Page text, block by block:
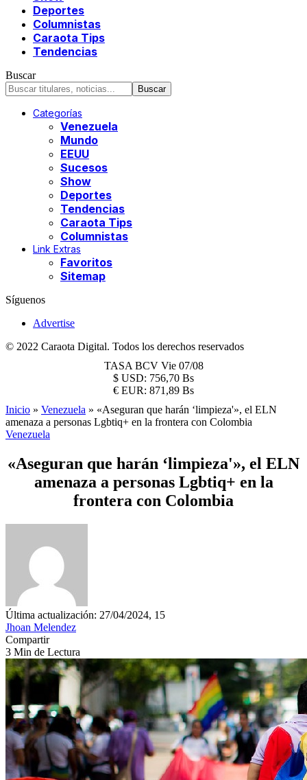
Deportes
Columnistas
Caraota Tips
Tendencias
Buscar
Categorías
Venezuela
Mundo
EEUU
Sucesos
Show
Deportes
Tendencias
Caraota Tips
Columnistas
Link Extras
Favoritos
Sitemap
Síguenos
Advertise
© 2022 Caraota Digital. Todos los derechos reservados
TASA BCV Vie 07/08
$ USD: 756,70 Bs
€ EUR: 871,89 Bs
Inicio » Venezuela » «Aseguran que harán ‘limpieza'», el ELN
amenaza a personas Lgbtiq+ en la frontera con Colombia
Venezuela
«Aseguran que harán ‘limpieza'», el ELN
amenaza a personas Lgbtiq+ en la
frontera con Colombia
Última actualización: 27/04/2024, 15
Jhoan Melendez
Compartir
3 Min de Lectura